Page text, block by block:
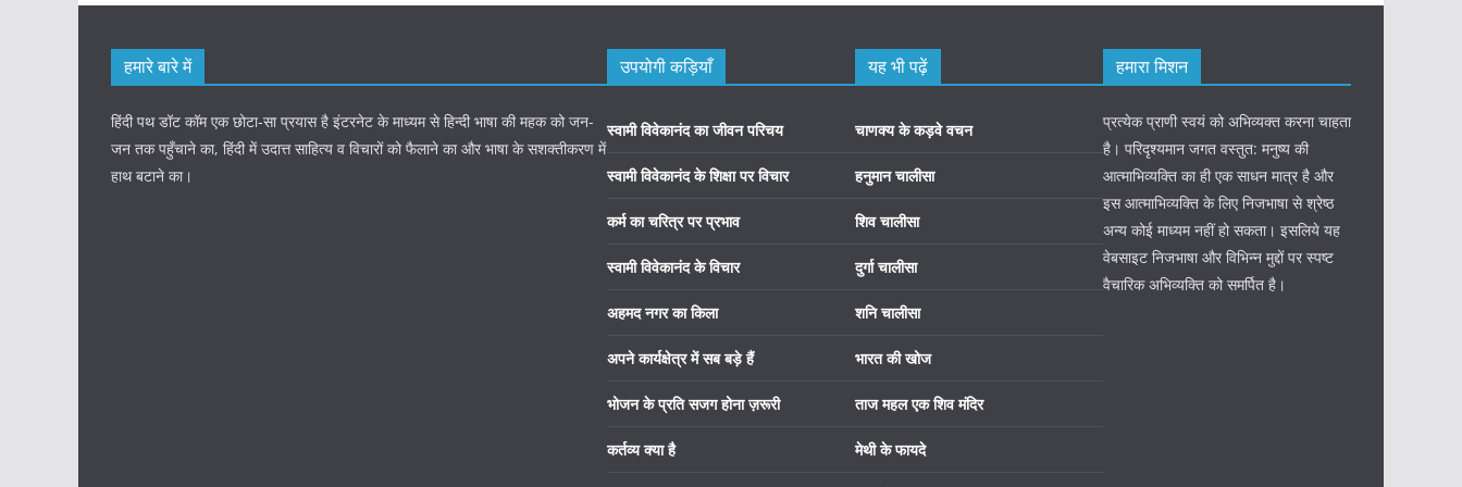
हमारे बारे में
हिंदी पथ डॉट कॉम एक छोटा-सा प्रयास है इंटरनेट के माध्यम से हिन्दी भाषा की महक को जन-
जन तक पहुँचाने का, हिंदी में उदात्त साहित्य व विचारों को फैलाने का और भाषा के सशक्तीकरण में
हाथ बटाने का।
उपयोगी कड़ियाँ
स्वामी विवेकानंद का जीवन परिचय
स्वामी विवेकानंद के शिक्षा पर विचार
कर्म का चरित्र पर प्रभाव
स्वामी विवेकानंद के विचार
अहमद नगर का किला
अपने कार्यक्षेत्र में सब बड़े हैं
भोजन के प्रति सजग होना ज़रूरी
कर्तव्य क्या है
यह भी पढ़ें
चाणक्य के कड़वे वचन
हनुमान चालीसा
शिव चालीसा
दुर्गा चालीसा
शनि चालीसा
भारत की खोज
ताज महल एक शिव मंदिर
मेथी के फायदे
हमारा मिशन
प्रत्येक प्राणी स्वयं को अभिव्यक्त करना चाहता
है। परिदृश्यमान जगत वस्तुत: मनुष्य की
आत्माभिव्यक्ति का ही एक साधन मात्र है और
इस आत्माभिव्यक्ति के लिए निजभाषा से श्रेष्ठ
अन्य कोई माध्यम नहीं हो सकता। इसलिये यह
वेबसाइट निजभाषा और विभिन्न मुद्दों पर स्पष्ट
वैचारिक अभिव्यक्ति को समर्पित है।